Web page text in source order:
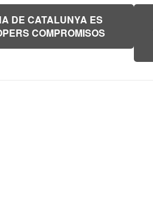
DE CATALUNYA ES
COMPROMISOS